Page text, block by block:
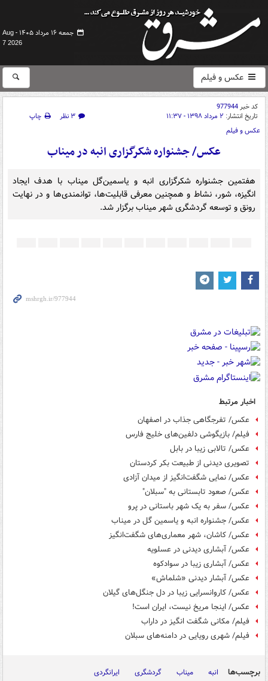
جمعه ۱۶ مرداد ۱۴۰۵ -
Aug
7 2026
عکس و فیلم
کد خبر977944
تاریخ انتشار: ۲ مرداد ۱۳۹۸ - ۱۱:۳۷ ۳ نظر
چاپ
عکس و فیلم
عکس/ جشنواره شکرگزاری انبه در میناب
هفتمین جشنواره شکرگزاری انبه و یاسمین‌گل میناب با هدف ایجاد
انگیزه، شور، نشاط و همچنین معرفی قابلیت‌ها، توانمندی‌ها و در نهایت
رونق و توسعه گردشگری شهر میناب برگزار شد.
اخبار مرتبط
عکس/ تفرجگاهی جذاب در اصفهان
فیلم/ بازیگوشی دلفین‌های خلیج فارس
عکس/ تالابی زیبا در بابل
تصویری دیدنی از طبیعت بکر کردستان
عکس/ نمایی شگفت‌انگیز از میدان آزادی
عکس/ صعود تابستانی به "سبلان"
عکس/ سفر به یک شهر باستانی در پرو
عکس/ جشنواره انبه و یاسمین گل در میناب
عکس/ کاشان، شهر معماری‌های شگفت‌انگیز
عکس/ آبشاری دیدنی در عسلویه
عکس/ آبشاری زیبا در سوادکوه
عکس/ آبشار دیدنی «شلماش»
عکس/ کاروانسرایی زیبا در دل جنگل‌های گیلان
عکس/ اینجا مریخ نیست، ایران است!
فیلم/ مکانی شگفت انگیز در داراب
فیلم/ شهری رویایی در دامنه‌های سبلان
برچسب‌ها انبه میناب گردشگری ایرانگردی